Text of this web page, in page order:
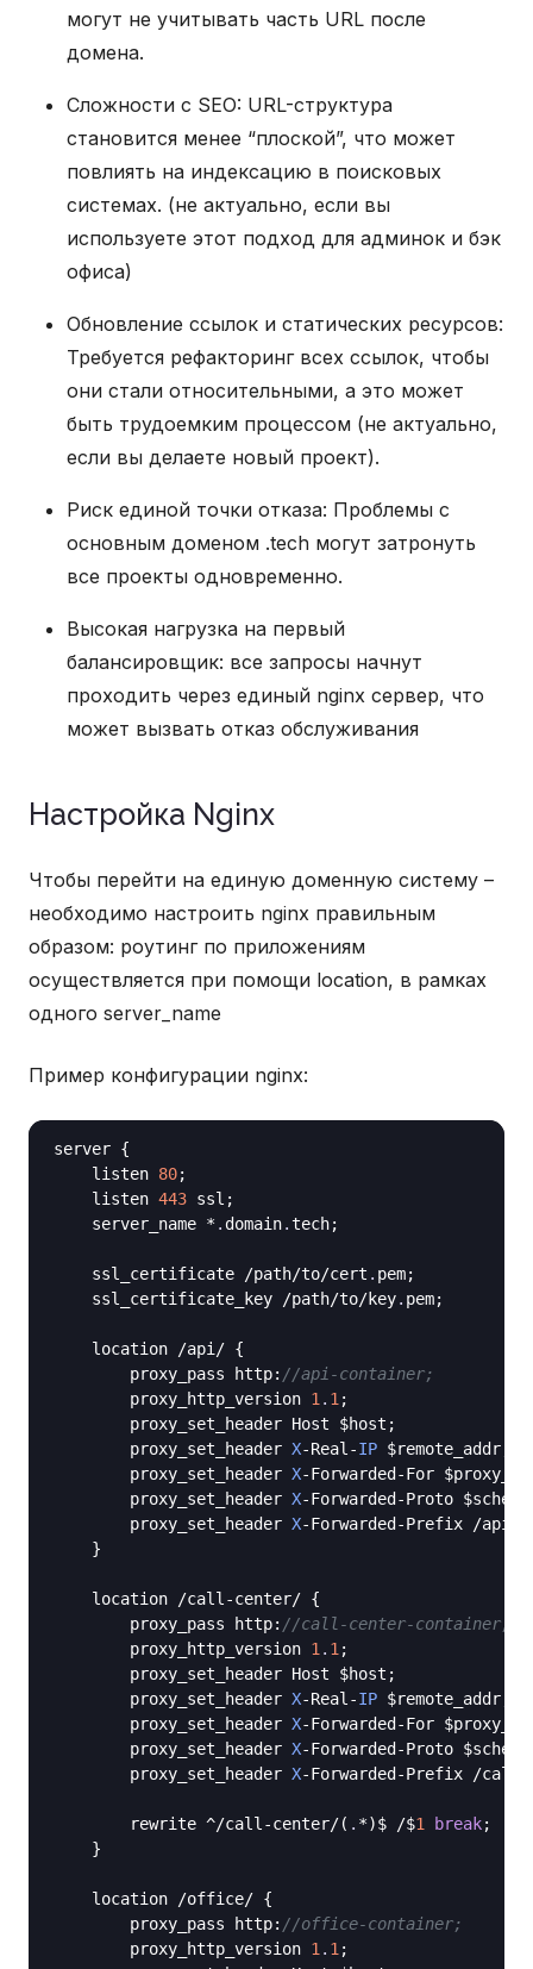
могут не учитывать часть URL после
домена.
Сложности с SEO: URL-структура
становится менее “плоской”, что может
повлиять на индексацию в поисковых
системах. (не актуально, если вы
используете этот подход для админок и бэк
офиса)
Обновление ссылок и статических ресурсов:
Требуется рефакторинг всех ссылок, чтобы
они стали относительными, а это может
быть трудоемким процессом (не актуально,
если вы делаете новый проект).
Риск единой точки отказа: Проблемы с
основным доменом .tech могут затронуть
все проекты одновременно.
Высокая нагрузка на первый
балансировщик: все запросы начнут
проходить через единый nginx сервер, что
может вызвать отказ обслуживания
Настройка Nginx
Чтобы перейти на единую доменную систему –
необходимо настроить nginx правильным
образом: роутинг по приложениям
осуществляется при помощи location, в рамках
одного server_name
Пример конфигурации nginx:
server {
    listen
80;
    listen
443 ssl;
    server_name *
. domain.tech;
    ssl_certificate /path/to/cert
. pem;
    ssl_certificate_key /path/to/key
. pem;
    location /api/ {
        proxy_pass http:
//api-container;
        proxy_http_version
1. 1;
        proxy_set_header Host $host;
        proxy_set_header
X-Real-IP $remote_addr;
        proxy_set_header
X-Forwarded-For
        proxy_set_header
X-Forwarded-Proto
        proxy_set_header
X-Forwarded-Prefix /api;
    }
    location /call-center/ {
        proxy_pass http:
//call-center-container;
        proxy_http_version
1. 1;
        proxy_set_header Host $host;
        proxy_set_header
X-Real-IP $remote_addr;
        proxy_set_header
X-Forwarded-For
        proxy_set_header
X-Forwarded-Proto
        proxy_set_header
X-Forwarded-Prefix /
        rewrite ^/call-center/(
. *)$ /$1 break;
    }
    location /office/ {
        proxy_pass http:
//office-container;
        proxy_http_version
1. 1;